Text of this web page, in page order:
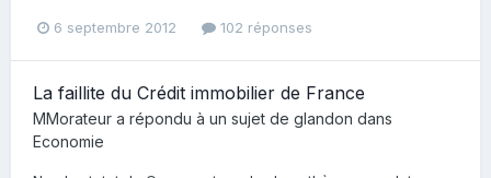
6 septembre 2012 102 réponses
La faillite du Crédit immobilier de France
MMorateur a répondu à un sujet de glandon dans
Economie